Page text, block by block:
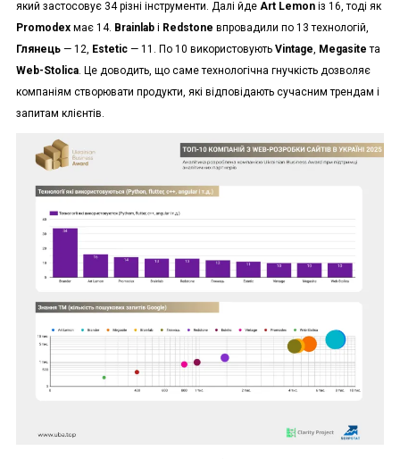
який застосовує 34 різні інструменти. Далі йде Art Lemonіз 16, тоді як
Promodexмає 14. Brainlabі Redstone впровадили по 13 технологій,
Глянець— 12, Estetic— 11. По 10 використовують Vintage, Megasite та
Web-Stolica. Це доводить, що саме технологічна гнучкість дозволяє
компаніям створювати продукти, які відповідають сучасним трендам і
запитам клієнтів.